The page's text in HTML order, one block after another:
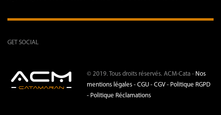
GET SOCIAL
© 2019. Tous droits réservés. ACM-Cata - Nos
mentions légales - CGU - CGV - Politique RGPD
- Politique Réclamations